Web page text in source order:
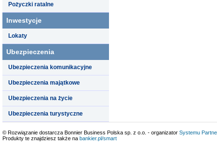
Pożyczki ratalne
Inwestycje
Lokaty
Ubezpieczenia
Ubezpieczenia komunikacyjne
Ubezpieczenia majątkowe
Ubezpieczenia na życie
Ubezpieczenia turystyczne
© Rozwiązanie dostarcza Bonnier Business Polska sp. z o.o. - organizator Systemu
Produkty te znajdziesz także na bankier.pl/smart